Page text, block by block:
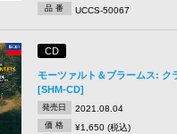
品 番 UCCS-50067
CD
モーツァルト＆ブラームス: ク
[SHM-CD]
発売日 2021.08.04
価 格 ¥1,650 (税込)